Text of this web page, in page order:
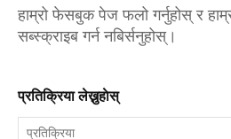
हाम्रो फेसबुक पेज फलो गर्नुहोस् र
सब्स्क्राइब गर्न नबिर्सनुहोस्।
प्रतिक्रिया लेख्नुहाेस्